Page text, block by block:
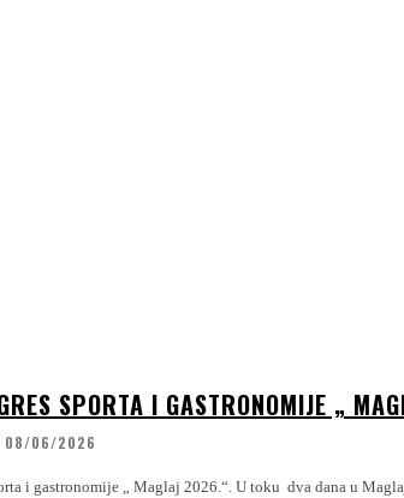
SPORTA I GASTRONOMIJE „
08/06/2026
i gastronomije „ Maglaj 2026.“. U toku dva dana u